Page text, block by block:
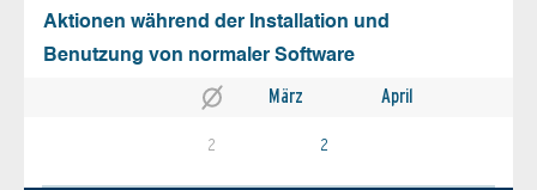
Aktionen während der Installation und
Benutzung von normaler Software
März April
2 2